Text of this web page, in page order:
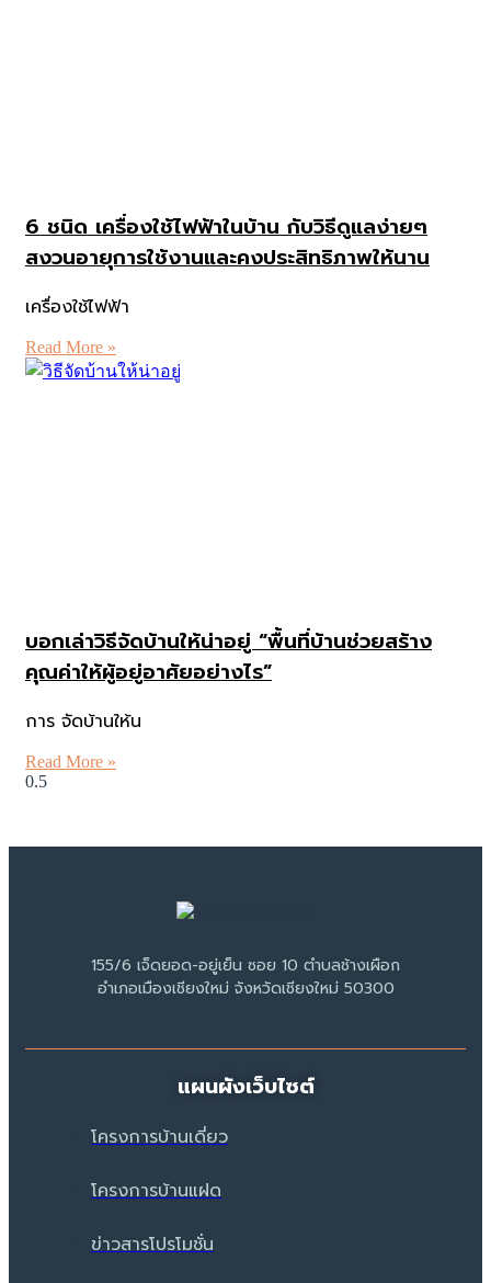
6 ชนิด เครื่องใช้ไฟฟ้าในบ้าน กับวิธีดูแลง่ายๆ
สงวนอายุการใช้งานและคงประสิทธิภาพให้นาน
เครื่องใช้ไฟฟ้า
Read More »
บอกเล่าวิธีจัดบ้านให้น่าอยู่ “พื้นที่บ้านช่วยสร้าง
คุณค่าให้ผู้อยู่อาศัยอย่างไร”
การ จัดบ้านให้น
Read More »
155/6 เจ็ดยอด-อยู่เย็น ซอย 10 ตำบลช้างเผือก
อำเภอเมืองเชียงใหม่ จังหวัดเชียงใหม่ 50300
แผนผังเว็บไซต์
โครงการบ้านเดี่ยว
โครงการบ้านแฝด
ข่าวสารโปรโมชั่น